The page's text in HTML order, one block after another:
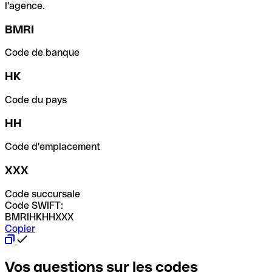
l'agence.
BMRI
Code de banque
HK
Code du pays
HH
Code d'emplacement
XXX
Code succursale
Code SWIFT:
BMRIHKHHXXX
Copier
Vos questions sur les codes